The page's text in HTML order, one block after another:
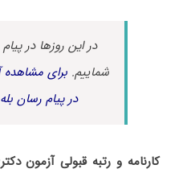
در این روزها در
شماییم.برای مشاهده
در پیام رسان
کارنامه و رتبه قبولی آزمون